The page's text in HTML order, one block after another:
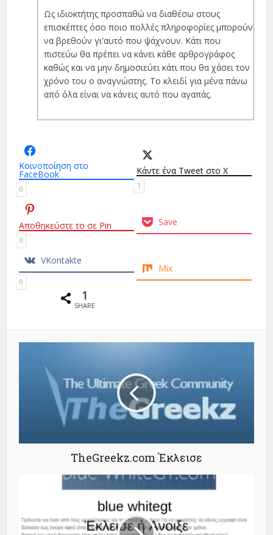
Ως ιδιοκτήτης προσπαθώ να διαθέσω στους
επισκέπτες όσο ποιο πολλές πληροφορίες μπορούν
να βρεθούν γι'αυτό που ψάχνουν. Κάτι που
πιστεύω θα πρέπει να κάνει κάθε αρθρογράφος
καθώς και να μην δημοσιεύει κάτι που θα χάσει τον
χρόνο του ο αναγνώστης. Το κλειδί για μένα πάνω
από όλα είναι να κάνεις αυτό που αγαπάς.
Κοινοποίηση στο
FaceBook
0
Κάντε ένα Tweet στο X
1
Αποθηκεύστε το σε Pin
0
Save
VKontakte
0
Mix
1
SHARE
TheGreekz.com Έκλεισε